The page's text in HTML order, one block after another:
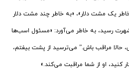
یک مشت دلار»، «به خاطر چند مشت دلار
رسید، به خاطر می‌آورد: «مسئول اسب‌ها
حالا مراقب باش.” می‌ترسید از پشت بیفتم،
کنید، او از شما مراقبت می‌کند.»